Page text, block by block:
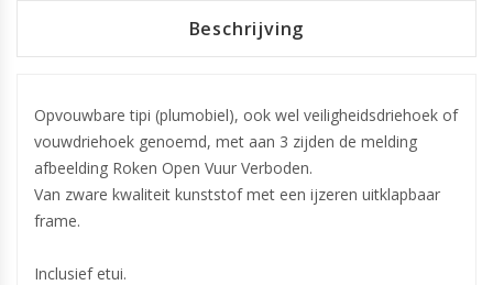
Beschrijving
Opvouwbare tipi (plumobiel), ook wel veiligheidsdriehoek of
vouwdriehoek genoemd, met aan 3 zijden de melding
afbeelding Roken Open Vuur Verboden.
Van zware kwaliteit kunststof met een ijzeren uitklapbaar
frame.
Inclusief etui.